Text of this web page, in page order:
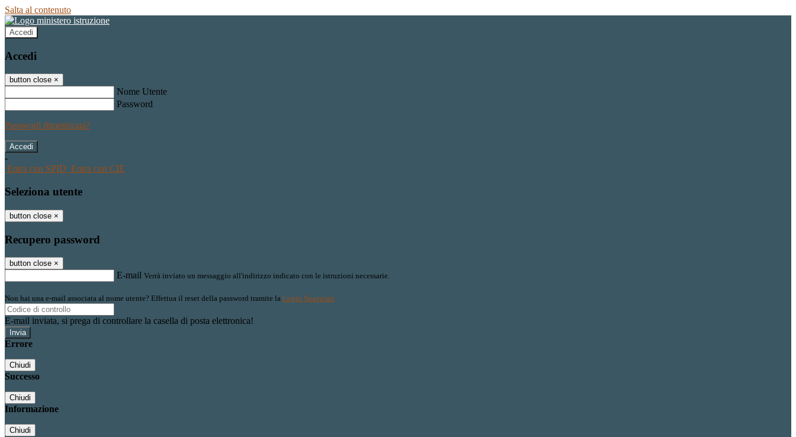
Salta al contenuto
Accedi
Accedi
button close ×
Nome Utente
Password
Password dimenticata?
-
Entra con SPID Entra con CIE
Seleziona utente
button close ×
Recupero password
button close ×
E-mail Verrà inviato un messaggio all'indirizzo indicato con le istruzioni necessarie.
Non hai una e-mail associata al nome utente? Effettua il reset della password tramite la Login Spaggiari
E-mail inviata, si prega di controllare la casella di posta elettronica!
Errore
Chiudi
Successo
Chiudi
Informazione
Chiudi